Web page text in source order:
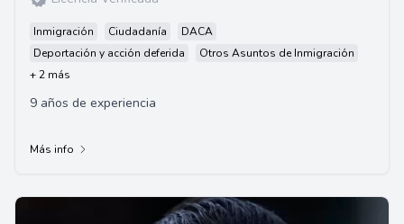
Inmigración Ciudadanía
DACA
Deportación y acción deferida
Otros Asuntos de Inmigración
+ 2 más
9 años de experiencia
Más info